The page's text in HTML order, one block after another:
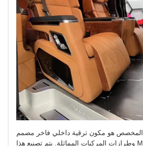
مقعد سيارة YOUO المخصص هو مكون ترقية داخلي فاخر مصمم
خصيصًا لسيارات MPV وطرازات المركبات المماثلة. يتم تصنيع هذا